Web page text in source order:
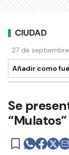
CIUDAD
27 de
Añadir como
Se